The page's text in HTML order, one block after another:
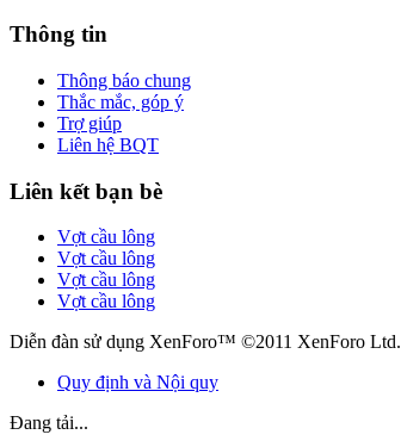
Thông tin
Thông báo chung
Thắc mắc, góp ý
Trợ giúp
Liên hệ BQT
Liên kết bạn bè
Vợt cầu lông
Vợt cầu lông
Vợt cầu lông
Vợt cầu lông
Diễn đàn sử dụng XenForo™ ©2011 XenForo Ltd.
Quy định và Nội quy
Đang tải...